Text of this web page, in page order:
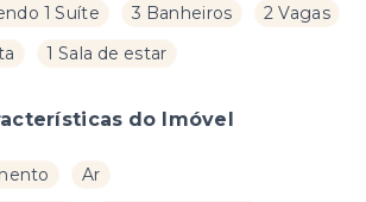
1 Suíte 3 Banheiros
2 Vagas
1 Sala de estar
do Imóvel
Ar